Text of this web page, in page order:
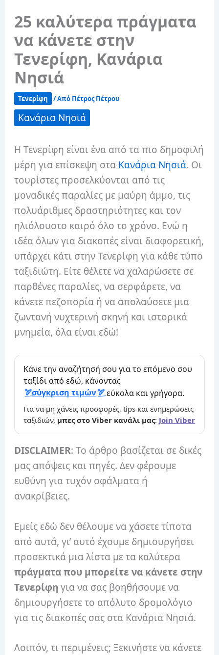
25 καλύτερα πράγματα
να κάνετε στην
Τενερίφη, Κανάρια
Νησιά
Τενερίφη / Από Πέτρος Πέτρου
Κανάρια Νησιά
Η Τενερίφη είναι ένα από τα πιο δημοφιλή
μέρη για επίσκεψη στα Κανάρια Νησιά. Οι
τουρίστες προσελκύονται από τις
μοναδικές παραλίες με μαύρη άμμο, τις
πολυάριθμες δραστηριότητες και τον
ηλιόλουστο καιρό όλο το χρόνο. Ενώ η
ιδέα όλων για διακοπές είναι διαφορετική,
υπάρχει κάτι στην Τενερίφη για κάθε τύπο
ταξιδιώτη. Είτε θέλετε να χαλαρώσετε σε
παρθένες παραλίες, να σερφάρετε, να
κάνετε πεζοπορία ή να απολαύσετε μια
ζωντανή νυχτερινή σκηνή και ιστορικά
μνημεία, όλα είναι εδώ!
Κάνε την αναζήτησή σου για το επόμενο σου
ταξίδι από εδώ, κάνοντας
σύγκριση τιμών
εύκολα και γρήγορα.
Για να μη χάνεις προσφορές, tips και ενημερώσεις
ταξιδιών, μπες στο Viber κανάλι μας: Join Viber
DISCLAIMER: Το άρθρο βασίζεται σε δικές
μας απόψεις και πηγές. Δεν φέρουμε
ευθύνη για τυχόν σφάλματα ή
ανακρίβειες.
Εμείς εδώ δεν θέλουμε να χάσετε τίποτα
από αυτά, γι’ αυτό έχουμε δημιουργήσει
προσεκτικά μια λίστα με τα καλύτερα
πράγματα που μπορείτε να κάνετε στην
Τενερίφη για να σας βοηθήσουμε να
δημιουργήσετε το απόλυτο δρομολόγιο
για τις διακοπές σας στα Κανάρια Νησιά.
Λοιπόν, τι περιμένεις; Ξεκινήστε να κάνετε